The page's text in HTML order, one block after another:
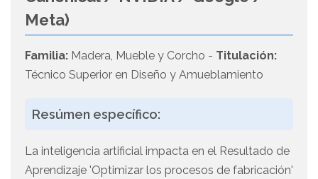
Meta)
Familia: Madera, Mueble y Corcho - Titulación:
Técnico Superior en Diseño y Amueblamiento
Resúmen específico:
La inteligencia artificial impacta en el Resultado de
Aprendizaje 'Optimizar los procesos de fabricación'